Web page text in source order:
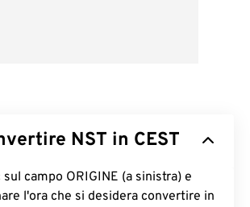
NST in CEST
sul campo ORIGINE (a sinistra) e
l'ora che si desidera convertire in